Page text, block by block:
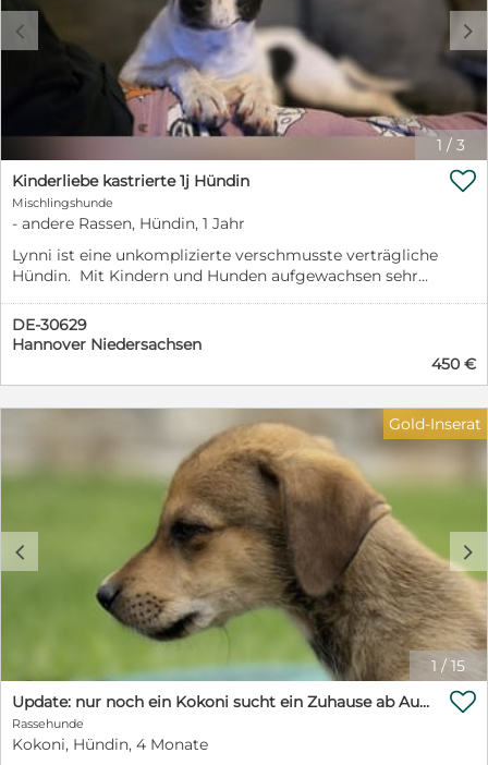
1 / 3
c d
Kinderliebe kastrierte 1j Hündin
Mischlingshunde
- andere Rassen, Hündin, 1 Jahr
Lynni ist eine unkomplizierte verschmusste verträgliche
Hündin. Mit Kindern und Hunden aufgewachsen sehr
Aktuell hat sie 10 Kilo 40 cm Kann gerne nach
Absprache besucht werden . Wir senden gerne Fotos u

DE-30629
Hannover Niedersachsen
450 €
1 / 15
c d
Gold-Inserat
Update: nur noch ein Kokoni sucht ein Zuhause ab August
Rassehunde
Kokoni, Hündin, 4 Monate
